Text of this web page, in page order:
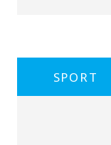
SPORT